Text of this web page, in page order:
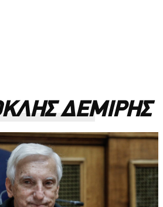
ΔΕΜΙΡΗΣ